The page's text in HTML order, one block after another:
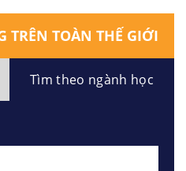
TRÊN TOÀN THẾ GIỚI
Tìm theo ngành học